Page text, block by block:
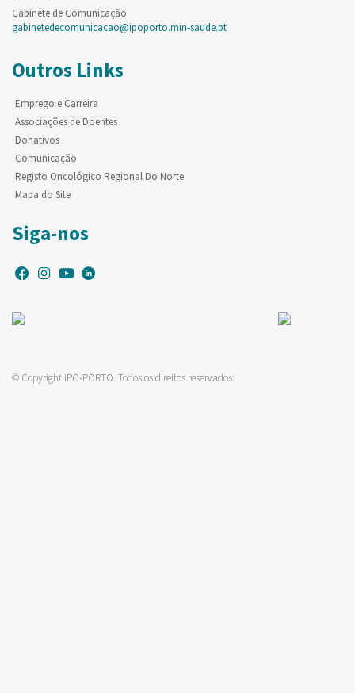
Gabinete de Comunicação
gabinetedecomunicacao@ipoporto.min-saude.pt
Outros Links
Emprego e Carreira
Associações de Doentes
Donativos
Comunicação
Registo Oncológico Regional Do Norte
Mapa do Site
Siga-nos
© Copyright IPO-PORTO. Todos os direitos reservados.